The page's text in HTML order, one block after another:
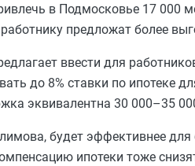
в Подмосковье 17 000
предложат более
ввести для
до 8% ставки по ипотеке
эквивалентна 30 000–35
будет эффективнее
ипотеки тоже